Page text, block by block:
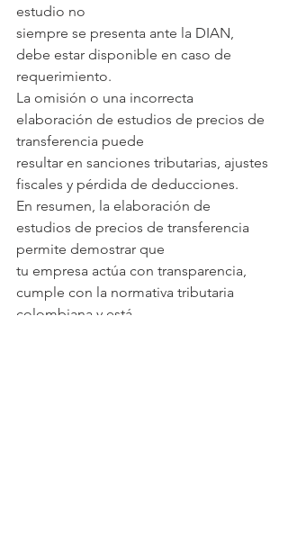
estudio no
siempre se presenta ante la DIAN,
debe estar disponible en caso de
requerimiento.
La omisión o una incorrecta
elaboración de estudios de precios de
transferencia puede
resultar en sanciones tributarias, ajustes
fiscales y pérdida de deducciones.
En resumen, la elaboración de
estudios de precios de transferencia
permite demostrar que
tu empresa actúa con transparencia,
cumple con la normativa tributaria
colombiana y está